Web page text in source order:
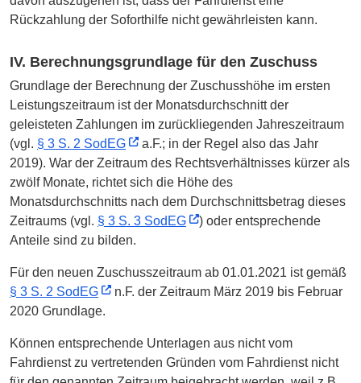
Rückzahlung der Soforthilfe nicht gewährleisten kann.
IV. Berechnungsgrundlage für den Zuschuss
Grundlage der Berechnung der Zuschusshöhe im ersten
Leistungszeitraum ist der Monatsdurchschnitt der
geleisteten Zahlungen im zurückliegenden Jahreszeitraum
(vgl. § 3 S. 2 SodEG
a.F.; in der Regel also das Jahr
2019). War der Zeitraum des Rechtsverhältnisses kürzer als
zwölf Monate, richtet sich die Höhe des
Monatsdurchschnitts nach dem Durchschnittsbetrag dieses
Zeitraums (vgl. § 3 S. 3 SodEG
) oder entsprechende
Anteile sind zu bilden.
Für den neuen Zuschusszeitraum ab 01.01.2021 ist gemäß
§ 3 S. 2 SodEG
n.F. der Zeitraum März 2019 bis Februar
2020 Grundlage.
Können entsprechende Unterlagen aus nicht vom
Fahrdienst zu vertretenden Gründen vom Fahrdienst nicht